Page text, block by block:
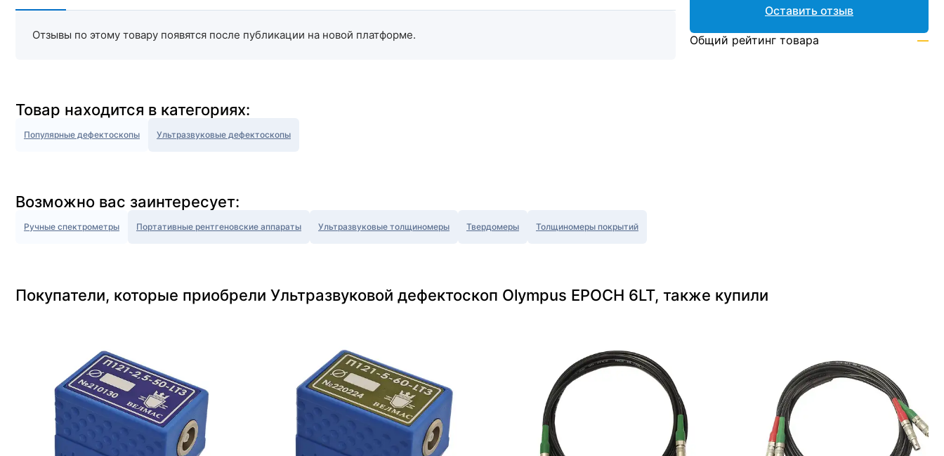
Отзывы по этому товару появятся после публикации на новой платформе.
Оставить отзыв
Общий рейтинг товара —
Товар находится в категориях:
Популярные дефектоскопы Ультразвуковые дефектоскопы
Возможно вас заинтересует:
Ручные спектрометры Портативные рентгеновские аппараты Ультразвуковые толщиномеры Твердомеры Толщиномеры покрытий
Покупатели, которые приобрели Ультразвуковой дефектоскоп Olympus EPOCH 6LT, также купили